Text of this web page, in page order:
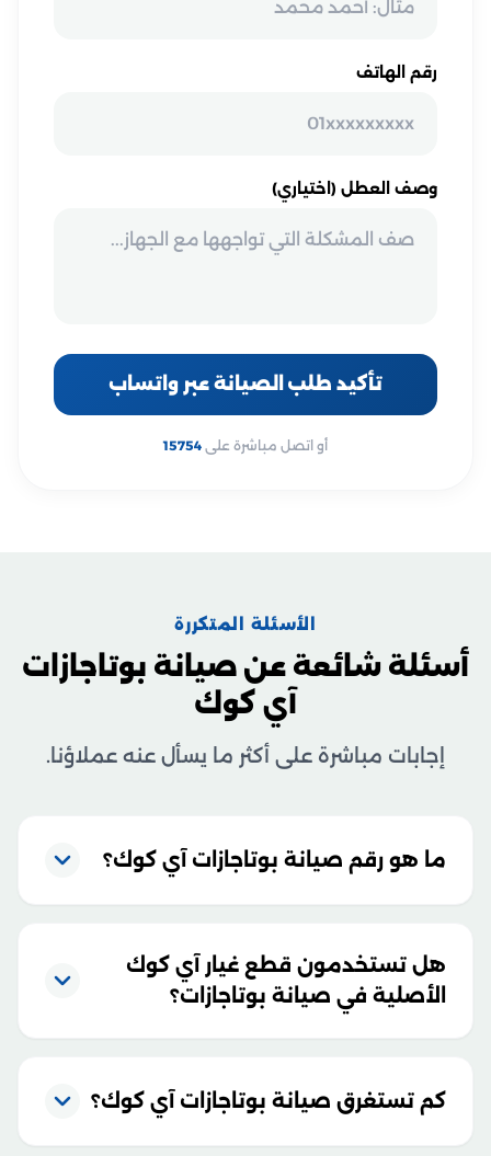
رقم الهاتف
وصف العطل (اختياري)
تأكيد طلب الصيانة عبر واتساب
أو اتصل مباشرة على 15754
الأسئلة المتكررة
أسئلة شائعة عن صيانة بوتاجازات
آي كوك
إجابات مباشرة على أكثر ما يسأل عنه عملاؤنا.
ما هو رقم صيانة بوتاجازات آي كوك؟
هل تستخدمون قطع غيار آي كوك
الأصلية في صيانة بوتاجازات؟
كم تستغرق صيانة بوتاجازات آي كوك؟